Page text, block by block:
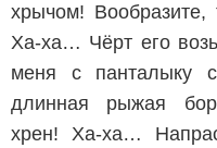
хрычом!
Ха-ха… Чёрт его
меня с панталыку
длинная рыжая
хрен! Ха-ха…